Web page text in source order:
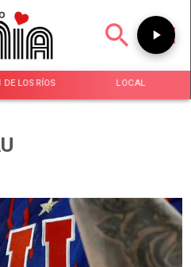
DE LOS RÍOS LOCAL